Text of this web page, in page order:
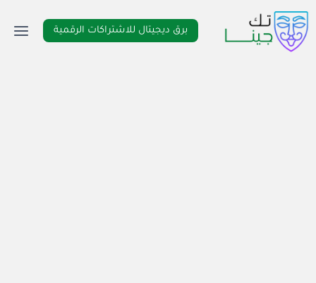
التجاوز
إلى
المحتوى
برق ديجيتال للاشتراكات الرقمية